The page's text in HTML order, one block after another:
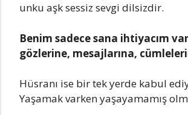
unku aşk sessiz sevgi dilsizdir.
Benim sadece sana ihtiyacım
gözlerine, mesajlarına,
Hüsranı ise bir tek yerde kabul
Yaşamak varken yaşayamamış